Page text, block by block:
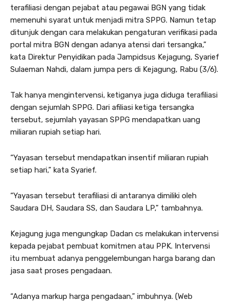
terafiliasi dengan pejabat atau pegawai BGN yang tidak
memenuhi syarat untuk menjadi mitra SPPG. Namun tetap
ditunjuk dengan cara melakukan pengaturan verifikasi pada
portal mitra BGN dengan adanya atensi dari tersangka,”
kata Direktur Penyidikan pada Jampidsus Kejagung, Syarief
Sulaeman Nahdi, dalam jumpa pers di Kejagung, Rabu (3/6).
Tak hanya mengintervensi, ketiganya juga diduga terafiliasi
dengan sejumlah SPPG. Dari afiliasi ketiga tersangka
tersebut, sejumlah yayasan SPPG mendapatkan uang
miliaran rupiah setiap hari.
“Yayasan tersebut mendapatkan insentif miliaran rupiah
setiap hari,” kata Syarief.
“Yayasan tersebut terafiliasi di antaranya dimiliki oleh
Saudara DH, Saudara SS, dan Saudara LP,” tambahnya.
Kejagung juga mengungkap Dadan cs melakukan intervensi
kepada pejabat pembuat komitmen atau PPK. Intervensi
itu membuat adanya penggelembungan harga barang dan
jasa saat proses pengadaan.
“Adanya markup harga pengadaan,” imbuhnya. (Web